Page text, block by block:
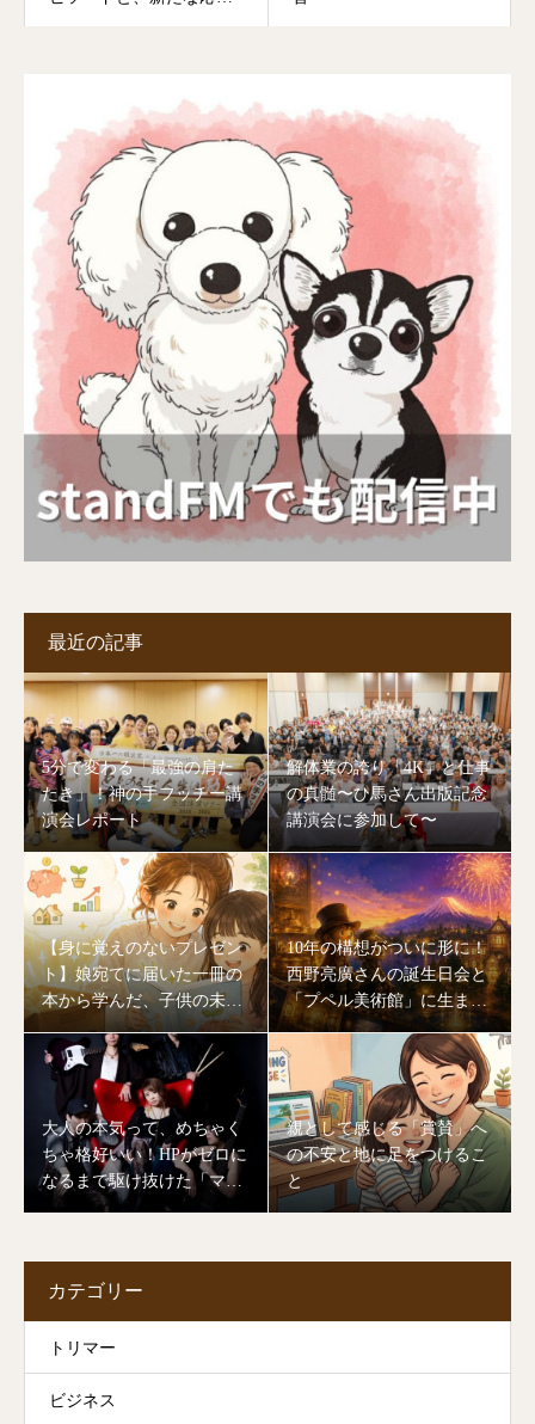
最近の記事
5分で変わる「最強の肩た
たき」！神の手フッチー講
演会レポート
解体業の誇り「4K」と仕事
の真髄〜ひ馬さん出版記念
講演会に参加して〜
【身に覚えのないプレゼン
ト】娘宛てに届いた一冊の
本から学んだ、子供の未来
を作る「大人のあり方」
10年の構想がついに形に！
西野亮廣さんの誕生日会と
「プペル美術館」に生まれ
変わる川口湖の奇跡
大人の本気って、めちゃく
ちゃ格好いい！HPがゼロに
なるまで駆け抜けた「マミ
ヨバンド」ライブの裏側
親として感じる「賞賛」へ
の不安と地に足をつけるこ
と
カテゴリー
トリマー
ビジネス